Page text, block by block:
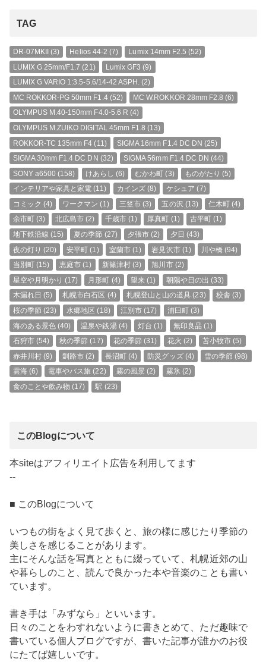
TAG
DR-07MKII (3) Helios 44-2 (7) Lumix 14mm F2.5 (52)
LUMIX G 25mm/F1.7 (21) Lumix GF3 (9)
LUMIX G VARIO 1:3.5-5.6/14-42 ASPH. (2)
MC ROKKOR-PG 50mm F1.4(52) MC W.ROKKOR 28mm F2.8 (6)
OLYMPUS M.40-150mm F4.0-5.6 R (4)
OLYMPUS M.ZUIKO DIGITAL 45mm F1.8 (13)
ROKKOR-TC 135mm F4 (11) SIGMA 16mm F1.4 DC DN (25)
SIGMA 30mm F1.4 DC DN (32) SIGMA 56mm F1.4 DC DN (44)
SONY a6500 (158) けあらし (6) むかわ町 (3) ものがたり (5)
インテリアや家具と家電 (11) カインズ(8) ケシュア (7)
コミック (4) ワークマン (1) 三笠市 (3) 五の沢 (13) 仁木町 (4)
余市町(3) 北広島市 (2) 千歳市(1) 厚真町 (1) 古平町 (1)
地下鉄沿線 (15) 夏の季節 (27) 夕張市 (2) 夕日 (43)
夜の灯り (20) 安平町 (1) 室蘭市(1) 岩見沢市(1) 川や橋 (94)
当別町(15) 恵庭市 (1) 新篠津村(3) 旭川市(2)
星空や月明かり (17) 月形町 (4) 望来 (1) 朝陽や日の出 (33)
木漏れ日 (5) 札幌市白石区 (4) 札幌登山と山の道具 (23) 校舎 (3)
桜の季節 (23) 水郷地区 (18) 江別市 (17) 浦臼町(3)
海のある景色 (40) 温泉や銭湯(4) 灯台 (1) 無印良品 (1)
石狩市(54) 秋の季節 (17) 花の季節 (31) 花火 (2) 苫小牧市 (5)
赤井川村(9) 釧路市 (2) 長沼町(4) 防災グッズ(4) 雪の季節 (98)
雲海(6) 電車やバス旅 (22) 霧の風景 (2) 霧氷 (2)
食のことや飲み物 (17) 駅 (23)
このBlogについて
本siteはアフィリエイト広告を利用してます
--
■ このBlogについて
いつもの街をよく見て歩くと、旅の様に感じたり季節の
美しさを感じることがあります。
主にそんな話を写真とともに綴っていて、札幌近郊の山
や暮らしのこと、読んで良かった本や音楽のことも書い
ています。
書き手は「みずなら」といいます。
日々のことをわすれないように書きとめて、ただ趣味で
書いている個人ブログですが、書いた記事が誰かのお役
にたてば嬉しいです。